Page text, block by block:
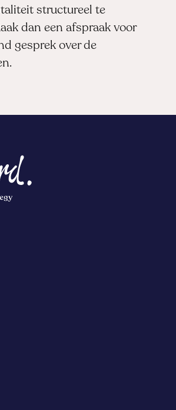
structureel te
dan een afspraakvoor
gesprek over de